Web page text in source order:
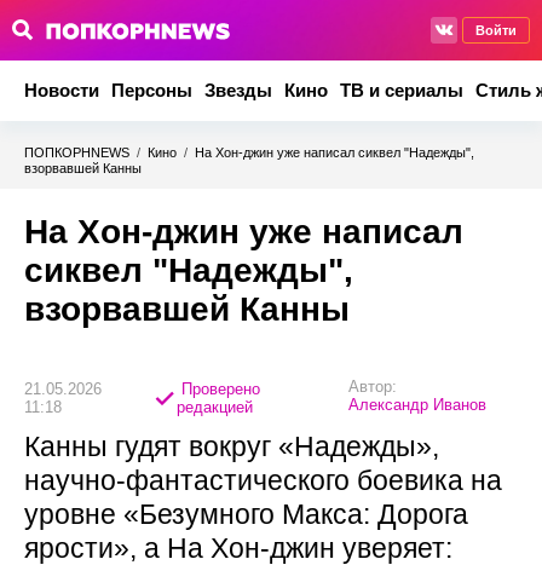
Войти
Новости Персоны Звезды Кино ТВ и сериалы Стиль
ПОПКОРНNEWS / Кино / На Хон-джин уже написал сиквел "Надежды",
взорвавшей Канны
На Хон-джин уже написал
сиквел "Надежды",
взорвавшей Канны
21.05.2026
11:18
Проверено
редакцией
Автор:
Александр Иванов
Канны гудят вокруг «Надежды»,
научно-фантастического боевика на
уровне «Безумного Макса: Дорога
ярости», а На Хон-джин уверяет: